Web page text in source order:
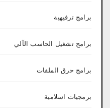
برامج ترفيهية
برامج تشغيل الحاسب الآلي
برامج حرق الملفات
برمجيات اسلامية